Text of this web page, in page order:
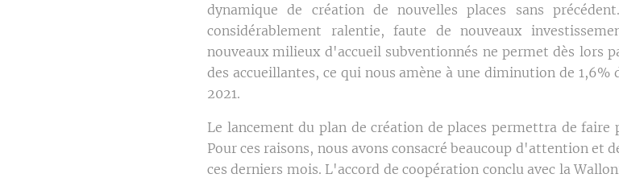
dynamique de création de nouvelles places sans
considérablement ralentie, faute de nouveaux
nouveaux milieux d'accueil subventionnés ne permet dès lors
des accueillantes, ce qui nous amène à une diminution de
2021.
Le lancement du plan de création de places permettra de
Pour ces raisons, nous avons consacré beaucoup d'attention et
ces derniers mois. L'accord de coopération conclu avec la